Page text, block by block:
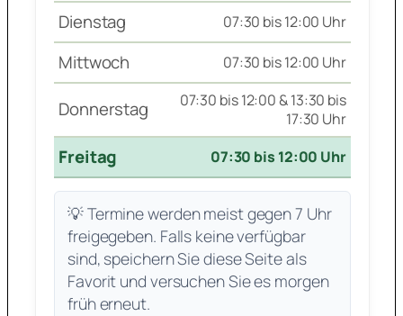
Dienstag 07:30 bis 12:00 Uhr
Mittwoch 07:30 bis 12:00 Uhr
Donnerstag
07:30 bis 12:00 & 13:30 bis
17:30 Uhr
Freitag 07:30 bis 12:00 Uhr
💡 Termine werden meist gegen 7 Uhr
freigegeben. Falls keine verfügbar
sind, speichern Sie diese Seite als
Favorit und versuchen Sie es morgen
früh erneut.